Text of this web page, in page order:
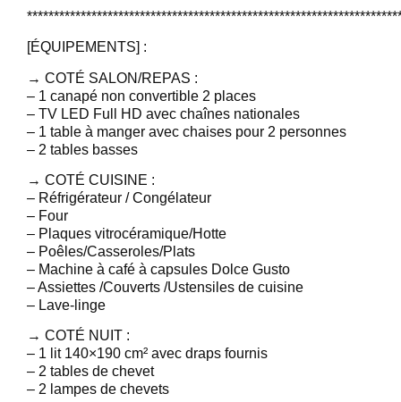
[ÉQUIPEMENTS] :
→ COTÉ SALON/REPAS :
– 1 canapé non convertible 2 places
– TV LED Full HD avec chaînes nationales
– 1 table à manger avec chaises pour 2 personnes
– 2 tables basses
→ COTÉ CUISINE :
– Réfrigérateur / Congélateur
– Four
– Plaques vitrocéramique/Hotte
– Poêles/Casseroles/Plats
– Machine à café à capsules Dolce Gusto
– Assiettes /Couverts /Ustensiles de cuisine
– Lave-linge
→ COTÉ NUIT :
– 1 lit 140×190 cm² avec draps fournis
– 2 tables de chevet
– 2 lampes de chevets